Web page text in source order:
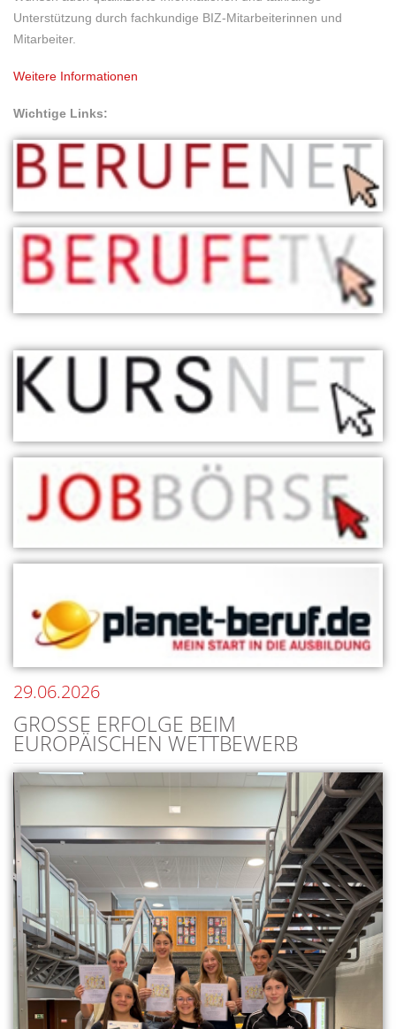
Unterstützung durch fachkundige BIZ-Mitarbeiterinnen und
Mitarbeiter.
Weitere Informationen
Wichtige Links:
29.06.2026
GROSSE ERFOLGE BEIM E
UROPÄISCHEN WETTBEWERB